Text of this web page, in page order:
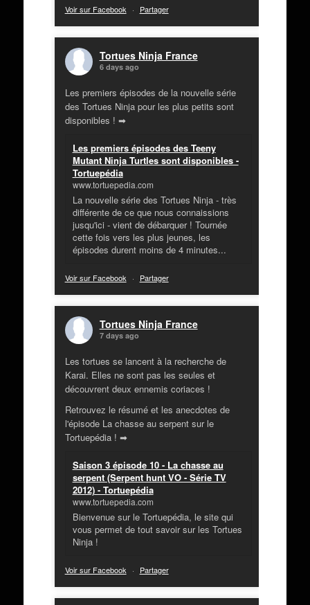
Voir sur Facebook · Partager
Tortues Ninja France
6 days ago
Les premiers épisodes de la nouvelle série
des Tortues Ninja pour les plus petits sont
disponibles ! ➡
Les premiers épisodes des Teeny
Mutant Ninja Turtles sont disponibles -
Tortuepédia
www.tortuepedia.com
La nouvelle série des Tortues Ninja - très
différente de ce que nous connaissions
jusqu'ici - vient de débarquer ! Tournée
cette fois vers les plus jeunes, les
épisodes durent moins de 4 minutes...
Voir sur Facebook · Partager
Tortues Ninja France
7 days ago
Les tortues se lancent à la recherche de
Karai. Elles ne sont pas les seules et
découvrent deux ennemis coriaces !
Retrouvez le résumé et les anecdotes de
l'épisode La chasse au serpent sur le
Tortuepédia ! ➡
Saison 3 épisode 10 - La chasse au
serpent (Serpent hunt VO - Série TV
2012) - Tortuepédia
www.tortuepedia.com
Bienvenue sur le Tortuepédia, le site qui
vous permet de tout savoir sur les Tortues
Ninja !
Voir sur Facebook · Partager